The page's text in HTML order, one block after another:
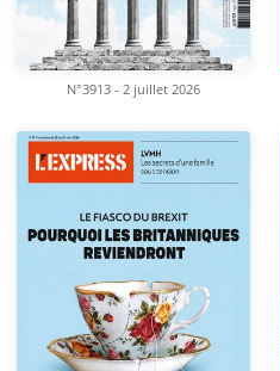
N°3913 - 2 juillet 2026